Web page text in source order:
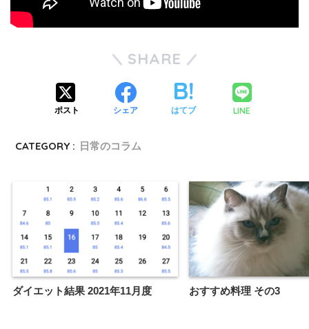
SHARE
ポスト シェア はてブ LINE
CATEGORY : 日常のコラム
ダイエット結果 2021年11月度 おすすめ料理 その3